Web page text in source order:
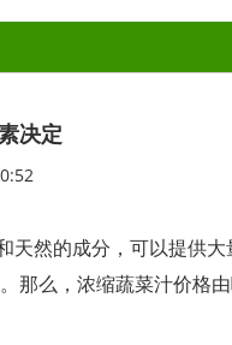
决定
然的成分，可以提供
那么，浓缩蔬菜汁价格